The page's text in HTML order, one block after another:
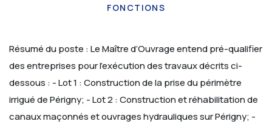
FONCTIONS
Résumé du poste :Le Maître d’Ouvrage entend pré-qualifier
des entreprises pour l’exécution des travaux décrits ci-
dessous : - Lot 1 : Construction de la prise du périmètre
irrigué de Périgny; - Lot 2 : Construction et réhabilitation de
canaux maçonnés et ouvrages hydrauliques sur Périgny; -